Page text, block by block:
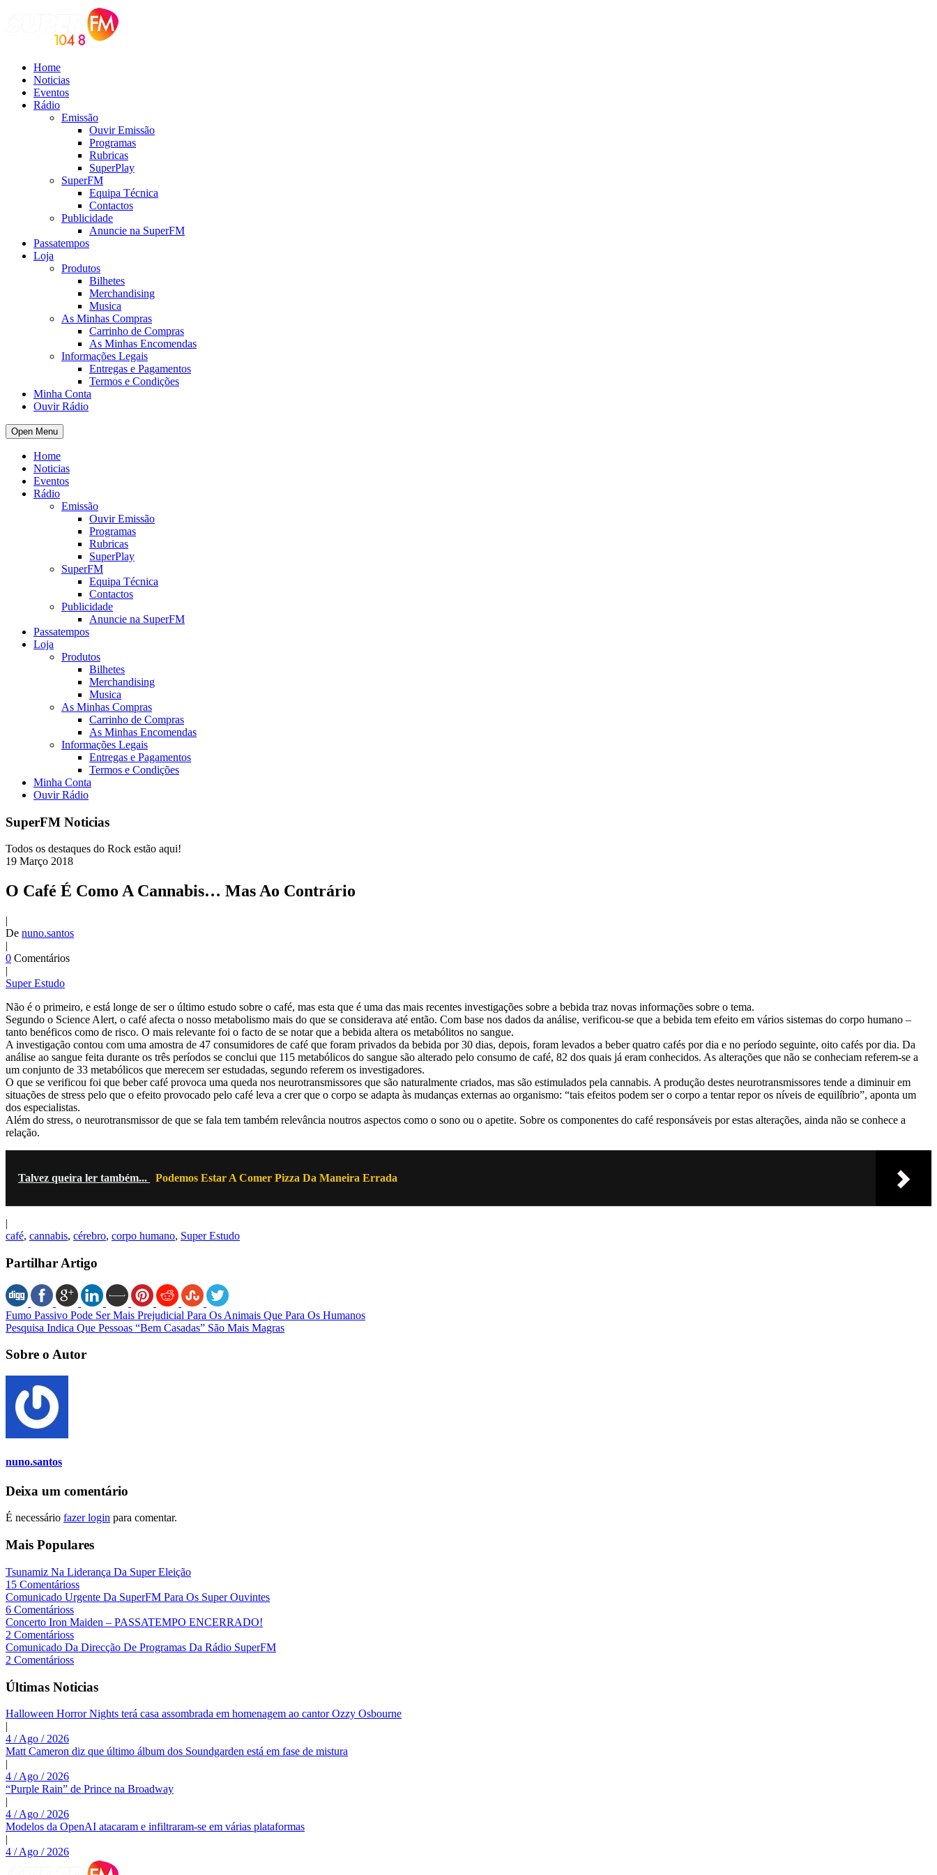
Home
Noticias
Eventos
Rádio
Emissão
Ouvir Emissão
Programas
Rubricas
SuperPlay
SuperFM
Equipa Técnica
Contactos
Publicidade
Anuncie na SuperFM
Passatempos
Loja
Produtos
Bilhetes
Merchandising
Musica
As Minhas Compras
Carrinho de Compras
As Minhas Encomendas
Informações Legais
Entregas e Pagamentos
Termos e Condições
Minha Conta
Ouvir Rádio
Open Menu
Home
Noticias
Eventos
Rádio
Emissão
Ouvir Emissão
Programas
Rubricas
SuperPlay
SuperFM
Equipa Técnica
Contactos
Publicidade
Anuncie na SuperFM
Passatempos
Loja
Produtos
Bilhetes
Merchandising
Musica
As Minhas Compras
Carrinho de Compras
As Minhas Encomendas
Informações Legais
Entregas e Pagamentos
Termos e Condições
Minha Conta
Ouvir Rádio
SuperFM Noticias
Todos os destaques do Rock estão aqui!
19 Março 2018
O Café É Como A Cannabis… Mas Ao Contrário
|
De nuno.santos
|
0 Comentários
|
Super Estudo
Não é o primeiro, e está longe de ser o último estudo sobre o café, mas esta que é uma das mais recentes investigações sobre a bebida traz novas informações sobre o tema.
Segundo o Science Alert, o café afecta o nosso metabolismo mais do que se considerava até então. Com base nos dados da análise, verificou-se que a bebida tem efeito em vários sistemas do corpo humano –
tanto benéficos como de risco. O mais relevante foi o facto de se notar que a bebida altera os metabólitos no sangue.
A investigação contou com uma amostra de 47 consumidores de café que foram privados da bebida por 30 dias, depois, foram levados a beber quatro cafés por dia e no período seguinte, oito cafés por dia. Da
análise ao sangue feita durante os três períodos se conclui que 115 metabólicos do sangue são alterado pelo consumo de café, 82 dos quais já eram conhecidos. As alterações que não se conheciam referem-se a
um conjunto de 33 metabólicos que merecem ser estudadas, segundo referem os investigadores.
O que se verificou foi que beber café provoca uma queda nos neurotransmissores que são naturalmente criados, mas são estimulados pela cannabis. A produção destes neurotransmissores tende a diminuir em
situações de stress pelo que o efeito provocado pelo café leva a crer que o corpo se adapta às mudanças externas ao organismo: “tais efeitos podem ser o corpo a tentar repor os níveis de equilíbrio”, aponta um
dos especialistas.
Além do stress, o neurotransmissor de que se fala tem também relevância noutros aspectos como o sono ou o apetite. Sobre os componentes do café responsáveis por estas alterações, ainda não se conhece a
relação.
Talvez queira ler também... Podemos Estar A Comer Pizza Da Maneira Errada
|
café, cannabis, cérebro, corpo humano, Super Estudo
Partilhar Artigo
Fumo Passivo Pode Ser Mais Prejudicial Para Os Animais Que Para Os Humanos
Pesquisa Indica Que Pessoas “Bem Casadas” São Mais Magras
Sobre o Autor
nuno.santos
Deixa um comentário
É necessário fazer login para comentar.
Mais Populares
Tsunamiz Na Liderança Da Super Eleição
15 Comentárioss
Comunicado Urgente Da SuperFM Para Os Super Ouvintes
6 Comentárioss
Concerto Iron Maiden – PASSATEMPO ENCERRADO!
2 Comentárioss
Comunicado Da Direcção De Programas Da Rádio SuperFM
2 Comentárioss
Últimas Noticias
Halloween Horror Nights terá casa assombrada em homenagem ao cantor Ozzy Osbourne
|
4 / Ago / 2026
Matt Cameron diz que último álbum dos Soundgarden está em fase de mistura
|
4 / Ago / 2026
“Purple Rain” de Prince na Broadway
|
4 / Ago / 2026
Modelos da OpenAI atacaram e infiltraram-se em várias plataformas
|
4 / Ago / 2026